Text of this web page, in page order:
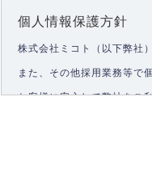
個人情報保護方針
株式会社ミコト（以下弊社
また、その他採用業務等で
お客様に安心して弊社をご
弊社は、お客様に対して